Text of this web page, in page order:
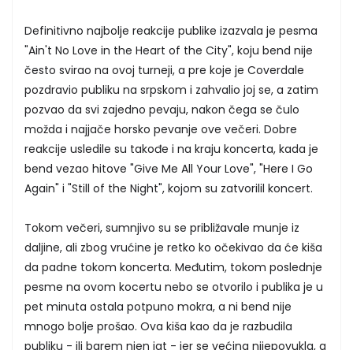
Definitivno najbolje reakcije publike izazvala je pesma
"Ain't No Love in the Heart of the City", koju bend nije
često svirao na ovoj turneji, a pre koje je Coverdale
pozdravio publiku na srpskom i zahvalio joj se, a zatim
pozvao da svi zajedno pevaju, nakon čega se čulo
možda i najjače horsko pevanje ove večeri. Dobre
reakcije usledile su takođe i na kraju koncerta, kada je
bend vezao hitove "Give Me All Your Love", "Here I Go
Again" i "Still of the Night", kojom su zatvorilil koncert.
Tokom večeri, sumnjivo su se približavale munje iz
daljine, ali zbog vrućine je retko ko očekivao da će kiša
da padne tokom koncerta. Međutim, tokom poslednje
pesme na ovom kocertu nebo se otvorilo i publika je u
pet minuta ostala potpuno mokra, a ni bend nije
mnogo bolje prošao. Ova kiša kao da je razbudila
publiku - ili barem njen iat - jer se većina nijepovukla, a